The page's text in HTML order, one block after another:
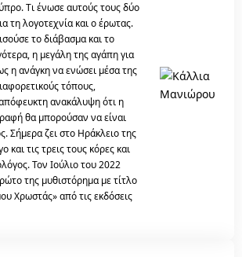
Τι ένωσε αυτούς τους δύο
τη λογοτεχνία και ο έρωτας.
το διάβασμα και το
η μεγάλη της αγάπη για
η ανάγκη να ενώσει μέσα της
τόπους,
ανακάλυψη ότι η
θα μπορούσαν να είναι
Σήμερα ζει στο Ηράκλειο της
και τις τρεις τους κόρες και
Τον Ιούλιο του 2022
της μυθιστόρημα με τίτλο
Χρωστάς» από τις εκδόσεις